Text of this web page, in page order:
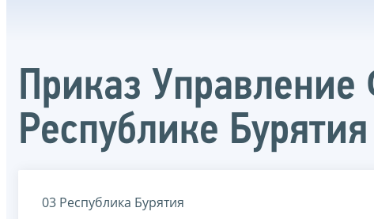
Приказ
Республике
03 Республика Бурятия